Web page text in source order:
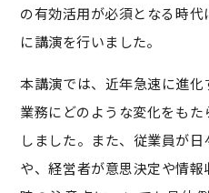
の有効活用が必須となる時
に講演を行いました。
本講演では、近年急速に進
業務にどのような変化をも
しました。また、従業員が
や、経営者が意思決定や情